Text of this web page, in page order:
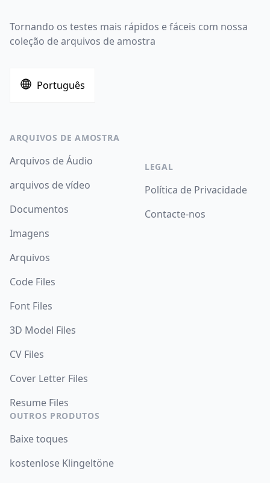
Tornando os testes mais rápidos e fáceis com nossa
coleção de arquivos de amostra
Português
ARQUIVOS DE AMOSTRA
Arquivos de Áudio
arquivos de vídeo
Documentos
Imagens
Arquivos
Code Files
Font Files
3D Model Files
CV Files
Cover Letter Files
Resume Files
OUTROS PRODUTOS
Baixe toques
kostenlose Klingeltöne
LEGAL
Política de Privacidade
Contacte-nos